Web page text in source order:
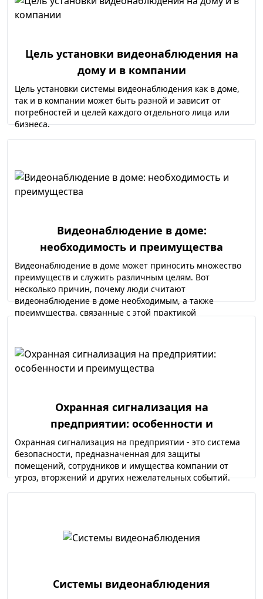
Цель установки видеонаблюдения на
дому и в компании
Цель установки системы видеонаблюдения как в доме,
так и в компании может быть разной и зависит от
потребностей и целей каждого отдельного лица или
бизнеса.
Видеонаблюдение в доме:
необходимость и преимущества
Видеонаблюдение в доме может приносить множество
преимуществ и служить различным целям. Вот
несколько причин, почему люди считают
видеонаблюдение в доме необходимым, а также
преимущества, связанные с этой практикой
Охранная сигнализация на
предприятии: особенности и
преимущества
Охранная сигнализация на предприятии - это система
безопасности, предназначенная для защиты
помещений, сотрудников и имущества компании от
угроз, вторжений и других нежелательных событий.
Системы видеонаблюдения